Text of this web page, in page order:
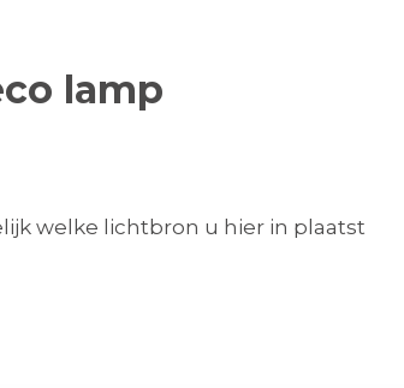
lamp
welke lichtbron u hier in plaatst